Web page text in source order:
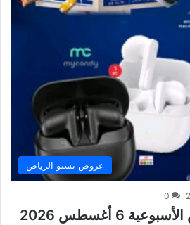
عروض نستو الرياض
0
عروض نستو الرياض الأسبوعية 6 أغسطس 2026